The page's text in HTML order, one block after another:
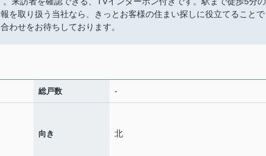
を取り扱う当社なら、きっとお客様の住まい探しに役立てること
わせをお待ちしております。
総戸数 -
向き 北